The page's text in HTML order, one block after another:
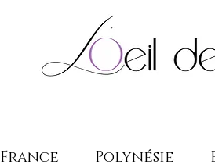
France Polynésie